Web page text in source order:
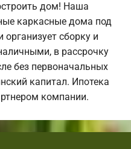
дом! Наша
каркасные дома под
сборку и
в рассрочку
без первоначальных
капитал. Ипотека
компании.